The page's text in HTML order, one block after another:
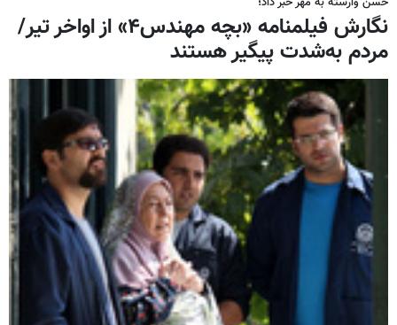
نگارش فیلمنامه «بچه مهندس۴» از اواخر تیر/
مردم به‌شدت پیگیر هستند